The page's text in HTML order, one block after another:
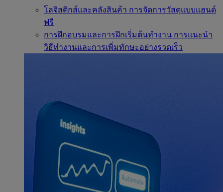
โลจิสติกส์และคลังสินค้า การจัดการวัสดุแบบแฮนด์
ฟรี
การฝึกอบรมและการฝึกเริ่มต้นทำงาน การแนะนำ
วิธีทำงานและการเพิ่มทักษะอย่างรวดเร็ว